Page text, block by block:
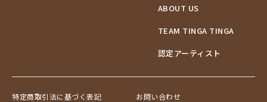
ABOUT US
TEAM TINGA TINGA
認定アーティスト
特定商取引法に基づく表記
お問い合わせ